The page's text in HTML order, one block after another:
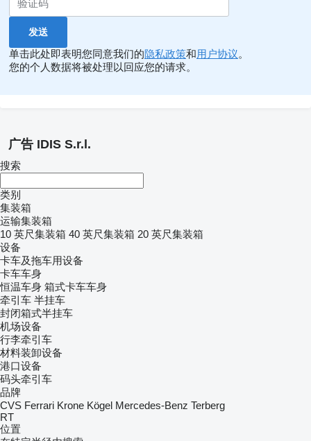
单击此处即表明您同意我们的隐私政策和用户协议。
您的个人数据将被处理以回应您的请求。
广告 IDIS S.r.l.
搜索
类别
集装箱
运输集装箱
10 英尺集装箱 40 英尺集装箱 20 英尺集装箱
设备
卡车及拖车用设备
卡车车身
恒温车身 箱式卡车车身
牵引车 半挂车
封闭箱式半挂车
机场设备
行李牵引车
材料装卸设备
港口设备
码头牵引车
品牌
CVS Ferrari Krone Kögel Mercedes-Benz Terberg
RT
位置